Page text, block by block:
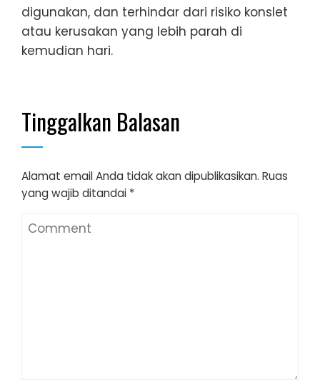
digunakan, dan terhindar dari risiko konslet
atau kerusakan yang lebih parah di
kemudian hari.
Tinggalkan Balasan
Alamat email Anda tidak akan dipublikasikan. Ruas
yang wajib ditandai *